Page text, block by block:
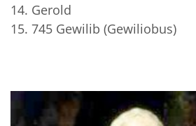
14. Gerold
15. 745 Gewilib (Gewiliobus)